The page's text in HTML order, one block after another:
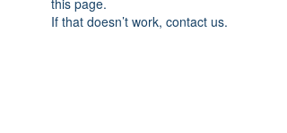
this page.
If that doesn’t work, contact us.